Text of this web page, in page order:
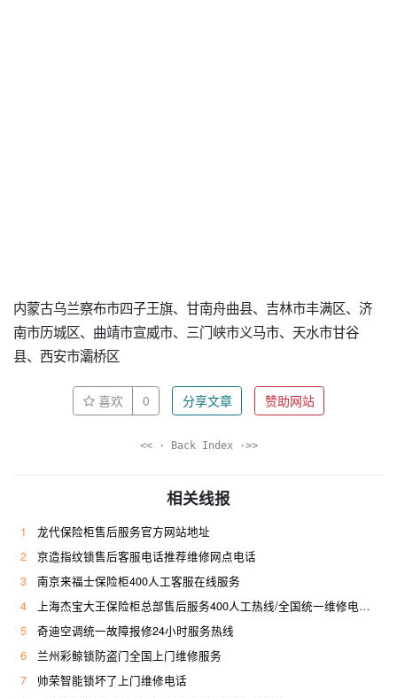
内蒙古乌兰察布市四子王旗、甘南舟曲县、吉林市丰满区、济
南市历城区、曲靖市宣威市、三门峡市义马市、天水市甘谷
县、西安市灞桥区
喜欢 0 分享文章 赞助网站
<< · Back Index ·>>
相关线报
1
龙代保险柜售后服务官方网站地址
2
京造指纹锁售后客服电话推荐维修网点电话
3
南京来福士保险柜400人工客服在线服务
4
上海杰宝大王保险柜总部售后服务400人工热线/全国统一维修电话是多少
5
奇迪空调统一故障报修24小时服务热线
6
兰州彩鲸锁防盗门全国上门维修服务
7
帅荣智能锁坏了上门维修电话